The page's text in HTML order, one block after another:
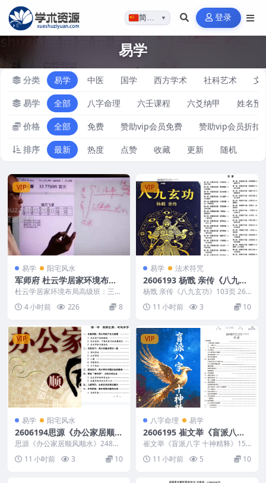
简体…▼ 登录
易学
分类 易学 中医 国学 西方学术 社科艺术 文
易学 全部 八字命理 六壬课程 六爻纳甲 姓名预
价格 全部 免费 赞助vip会员免费 赞助vip会员折扣
排序 最新 热度 点赞 收藏 更新 随机
VIP
易学 阳宅风水
军师府 杜云学居家环境布局
高级班：三元九星阳宅风水 9
讲
杜云学居家环境布局高级班：三元
九星阳宅风水 9讲 编号：221741
D047 军...
4 小时前 226 8
VIP
易学 法术符咒
2606193 杨戬 亲传《八九玄
功》103页
杨戬 亲传《八九玄功》103页 260
6193 以下内容为整理的相关资料
内容相关...
11 小时前 3 10
VIP
易学 阳宅风水
2606194思源《办公家居顺风
顺水》248页
思源《办公家居顺风顺水》248页
2606194 以下内容为整理的相关
资料内容相...
11 小时前 3 10
VIP
八字命理 易学
2606195 崔文举《盲派八字
十神精释》152页
崔文举《盲派八字 十神精释》152
页 2606195 以下内容为整理的相
关资料内...
11 小时前 5 10